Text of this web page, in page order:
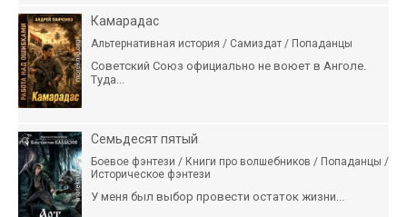
Камарадас
Альтернативная история / Самиздат / Попаданцы
Советский Союз официально не воюет в Анголе.
Туда...
Семьдесят пятый
Боевое фэнтези / Книги про волшебников / Попаданцы /
Историческое фэнтези
У меня был выбор провести остаток жизни...